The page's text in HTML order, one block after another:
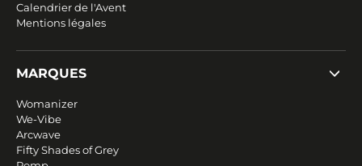
Calendrier de l'Avent
Mentions légales
MARQUES
Womanizer
We-Vibe
Arcwave
Fifty Shades of Grey